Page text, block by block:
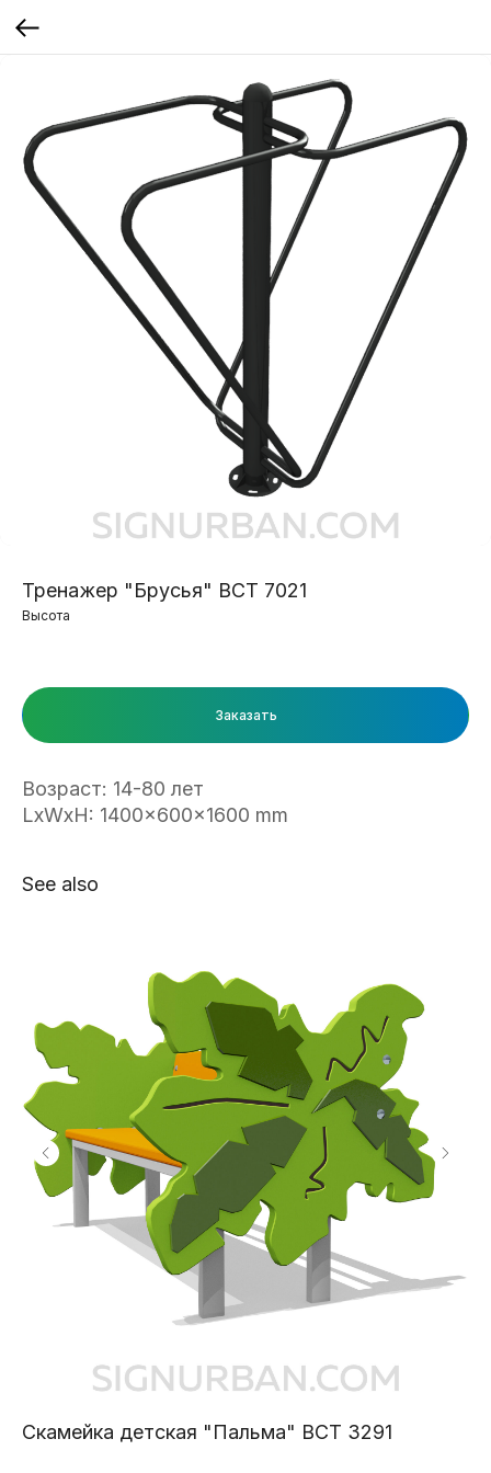
Тренажер "Брусья" ВСТ 7021
Высота
Заказать
Возраст: 14-80 лет
LxWxH: 1400x600x1600 mm
See also
Скамейка детская "Пальма" ВСТ 3291